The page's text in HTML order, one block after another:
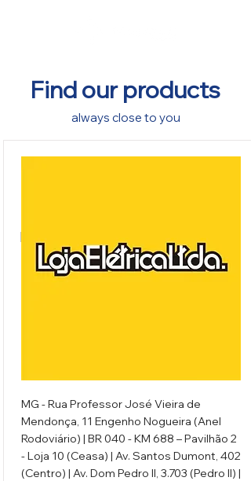
Find our products
always close to you
Loja Elétrica Ltda
MG - Rua Professor José Vieira de
Mendonça, 11 Engenho Nogueira (Anel
Rodoviário) | BR 040 - KM 688 – Pavilhão 2
- Loja 10 (Ceasa) | Av. Santos Dumont, 402
(Centro) | Av. Dom Pedro II, 3.703 (Pedro II) |